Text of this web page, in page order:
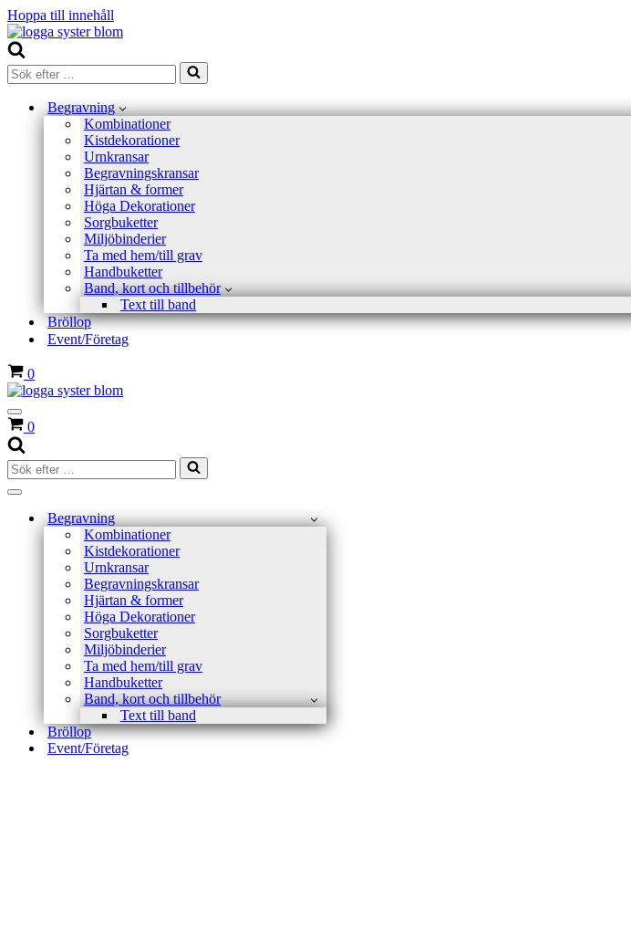
Hoppa till innehåll
Sök
efter
Begravning
Kombinationer
Kistdekorationer
Urnkransar
Begravningskransar
Hjärtan & former
Höga Dekorationer
Sorgbuketter
Miljöbinderier
Ta med hem/till grav
Handbuketter
Band, kort och tillbehör
Text till band
Bröllop
Event/Företag
Varukorg
0
Navigeringsmeny
Varukorg
0
Sök
efter
…Navigeringsmeny
Begravning
Kombinationer
Kistdekorationer
Urnkransar
Begravningskransar
Hjärtan & former
Höga Dekorationer
Sorgbuketter
Miljöbinderier
Ta med hem/till grav
Handbuketter
Band, kort och tillbehör
Text till band
Bröllop
Event/Företag